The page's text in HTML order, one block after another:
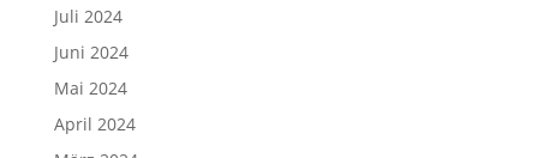
Juli 2024
Juni 2024
Mai 2024
April 2024